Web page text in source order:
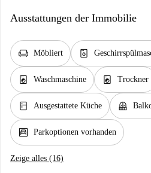
Ausstattungen der Immobilie
chair Möbliert dishwasher_gen
local_laundry_service Waschmaschine local_laundry_service Trockner
kitchen Ausgestattete Küche balcony
garage Parkoptionen vorhanden
Zeige alles (16)